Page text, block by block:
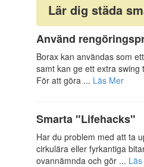
Lär dig städa
Använd
Borax kan användas som
samt kan ge ett extra
För att göra ... Läs Mer
Smarta "Lifehacks"
Har du problem med att ta
cirkulära eller fyrkantiga
ovannämnda och gör ...